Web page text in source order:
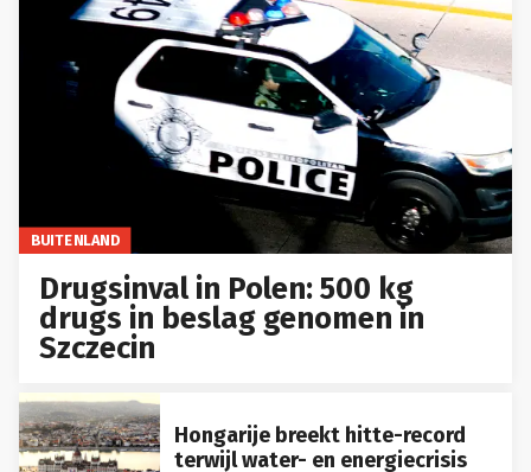
BUITENLAND
Drugsinval in Polen: 500 kg
drugs in beslag genomen in
Szczecin
Hongarije breekt hitte-record
terwijl water- en energiecrisis